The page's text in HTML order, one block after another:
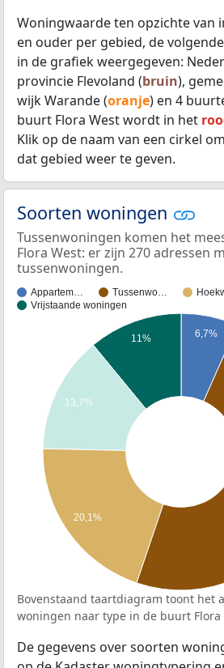
Woningwaarde ten opzichte van
en ouder per gebied, de
in de grafiek weergegeven:
provincie Flevoland (bruin),
wijk Warande (oranje) en 4
buurt Flora West wordt in het
Klik op de naam van een cirkel
dat gebied weer te geven.
Soorten woningen
Tussenwoningen komen het
Flora West: er zijn 270 adressen
tussenwoningen.
Appartem… Tussenwo…
Vrijstaande woningen
6,7%
11%
13,7%
20,1%
Bovenstaand taartdiagram toont het
woningen naar type in de buurt Flora
De gegevens over soorten